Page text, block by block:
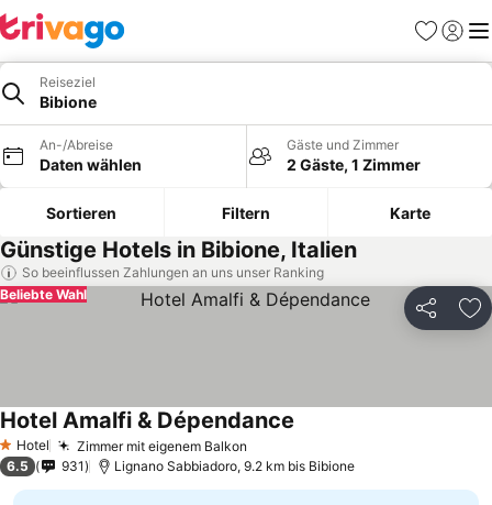
Favoriten
Reiseziel
Bibione
An-/Abreise
Daten wählen
Gäste und Zimmer
2 Gäste, 1 Zimmer
Sortieren Filtern Karte
Günstige Hotels in Bibione, Italien
So beeinflussen Zahlungen an uns unser Ranking
Teilen
Beliebte Wahl
1 Sterne
Hotel Zimmer mit eigenem Balkon
Hotel Amalfi & Dépendance
6.5 931 Lignano Sabbiadoro, 9.2 km bis Bibione